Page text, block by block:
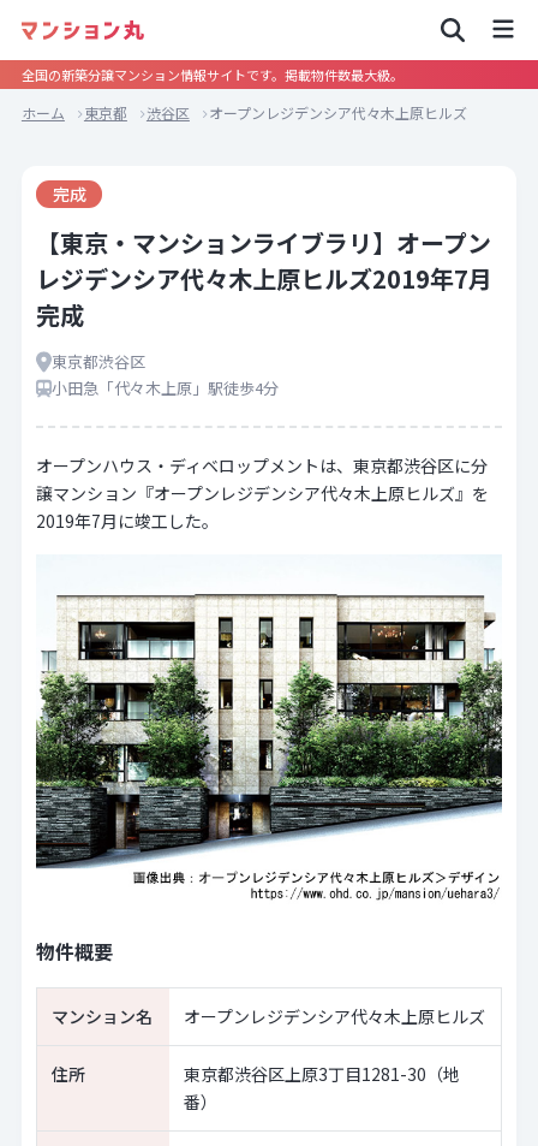
全国の新築分譲マンション情報サイトです。掲載物件数最大級。
ホーム 東京都 渋谷区 オープンレジデンシア代々木上原ヒルズ
完成
【東京・マンションライブラリ】オープン
レジデンシア代々木上原ヒルズ2019年7月
完成
東京都渋谷区
小田急「代々木上原」駅徒歩4分
オープンハウス・ディベロップメントは、東京都渋谷区に分
譲マンション『オープンレジデンシア代々木上原ヒルズ』を
2019年7月に竣工した。
物件概要
マンション名 オープンレジデンシア代々木上原ヒルズ
住所
東京都渋谷区上原3丁目1281-30（地
番）